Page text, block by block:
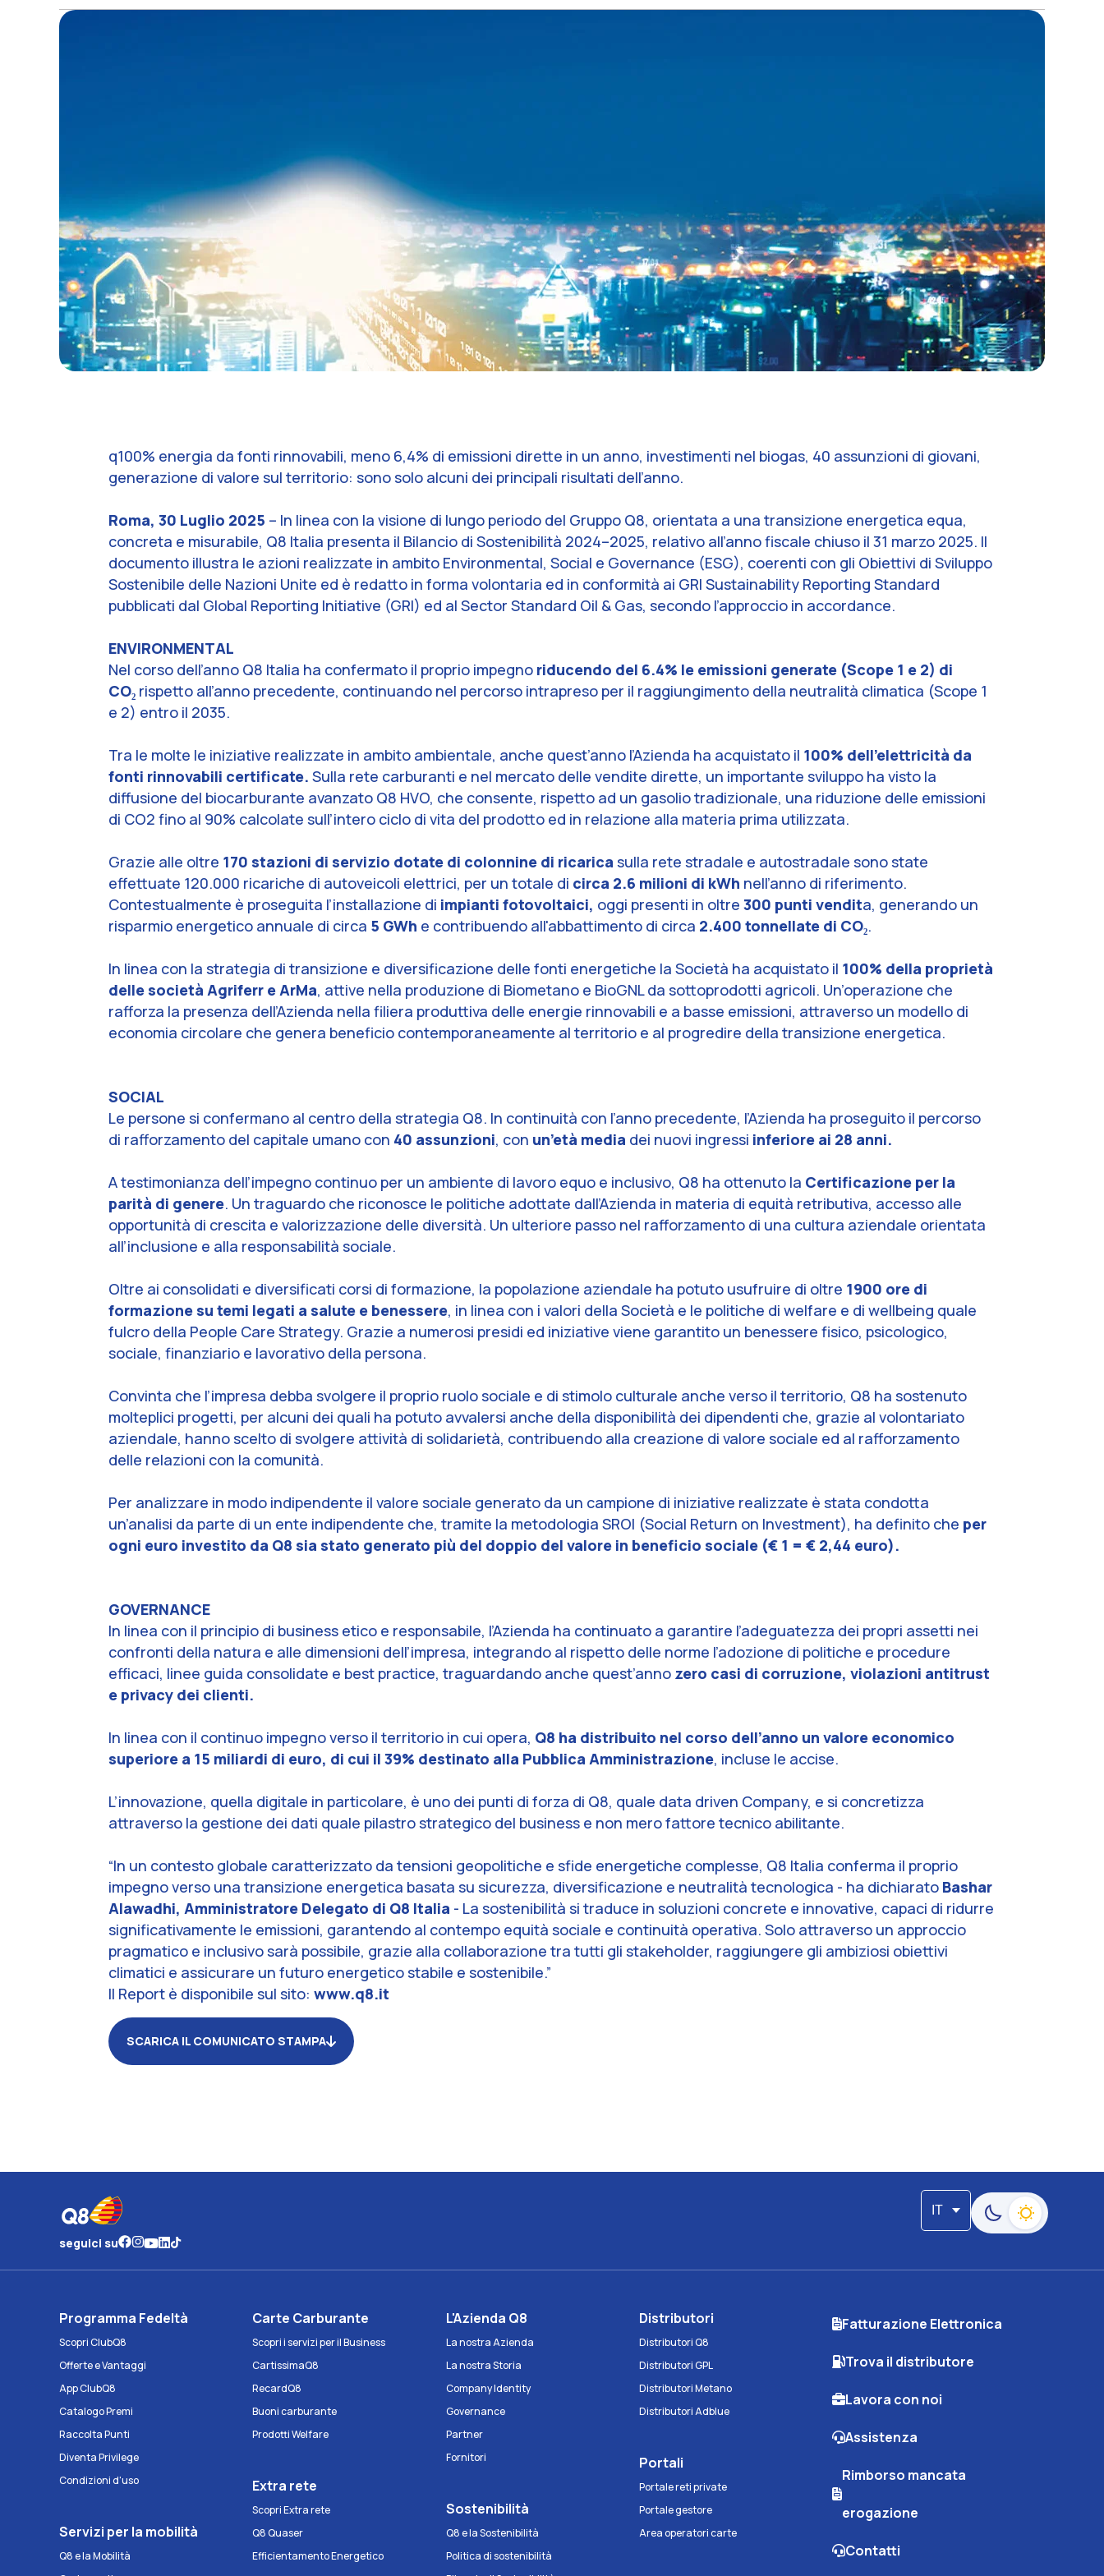
q100% energia da fonti rinnovabili, meno 6,4% di emissioni dirette in un anno, investimenti nel biogas, 40 assunzioni di giovani,
generazione di valore sul territorio: sono solo alcuni dei principali risultati dell’anno.
Roma, 30 Luglio 2025 – In linea con la visione di lungo periodo del Gruppo Q8, orientata a una transizione energetica equa,
concreta e misurabile, Q8 Italia presenta il Bilancio di Sostenibilità 2024–2025, relativo all’anno fiscale chiuso il 31 marzo 2025. Il
documento illustra le azioni realizzate in ambito Environmental, Social e Governance (ESG), coerenti con gli Obiettivi di Sviluppo
Sostenibile delle Nazioni Unite ed è redatto in forma volontaria ed in conformità ai GRI Sustainability Reporting Standard
pubblicati dal Global Reporting Initiative (GRI) ed al Sector Standard Oil & Gas, secondo l’approccio in accordance.
ENVIRONMENTAL
Nel corso dell’anno Q8 Italia ha confermato il proprio impegno riducendo del 6.4% le emissioni generate (Scope 1 e 2) di
CO₂ rispetto all’anno precedente, continuando nel percorso intrapreso per il raggiungimento della neutralità climatica (Scope 1
e 2) entro il 2035.
Tra le molte le iniziative realizzate in ambito ambientale, anche quest’anno l’Azienda ha acquistato il 100% dell’elettricità da
fonti rinnovabili certificate. Sulla rete carburanti e nel mercato delle vendite dirette, un importante sviluppo ha visto la
diffusione del biocarburante avanzato Q8 HVO, che consente, rispetto ad un gasolio tradizionale, una riduzione delle emissioni
di CO2 fino al 90% calcolate sull’intero ciclo di vita del prodotto ed in relazione alla materia prima utilizzata.
Grazie alle oltre 170 stazioni di servizio dotate di colonnine di ricarica sulla rete stradale e autostradale sono state
effettuate 120.000 ricariche di autoveicoli elettrici, per un totale di circa 2.6 milioni di kWh nell’anno di riferimento.
Contestualmente è proseguita l’installazione di impianti fotovoltaici, oggi presenti in oltre 300 punti vendita, generando un
risparmio energetico annuale di circa 5 GWh e contribuendo all'abbattimento di circa 2.400 tonnellate di CO₂.
In linea con la strategia di transizione e diversificazione delle fonti energetiche la Società ha acquistato il 100% della proprietà
delle società Agriferr e ArMa, attive nella produzione di Biometano e BioGNL da sottoprodotti agricoli. Un’operazione che
rafforza la presenza dell’Azienda nella filiera produttiva delle energie rinnovabili e a basse emissioni, attraverso un modello di
economia circolare che genera beneficio contemporaneamente al territorio e al progredire della transizione energetica.
SOCIAL
Le persone si confermano al centro della strategia Q8. In continuità con l’anno precedente, l’Azienda ha proseguito il percorso
di rafforzamento del capitale umano con 40 assunzioni, con un’età media dei nuovi ingressi inferiore ai 28 anni.
A testimonianza dell’impegno continuo per un ambiente di lavoro equo e inclusivo, Q8 ha ottenuto la Certificazione per la
parità di genere. Un traguardo che riconosce le politiche adottate dall’Azienda in materia di equità retributiva, accesso alle
opportunità di crescita e valorizzazione delle diversità. Un ulteriore passo nel rafforzamento di una cultura aziendale orientata
all’inclusione e alla responsabilità sociale.
Oltre ai consolidati e diversificati corsi di formazione, la popolazione aziendale ha potuto usufruire di oltre 1900 ore di
formazione su temi legati a salute e benessere, in linea con i valori della Società e le politiche di welfare e di wellbeing quale
fulcro della People Care Strategy. Grazie a numerosi presidi ed iniziative viene garantito un benessere fisico, psicologico,
sociale, finanziario e lavorativo della persona.
Convinta che l’impresa debba svolgere il proprio ruolo sociale e di stimolo culturale anche verso il territorio, Q8 ha sostenuto
molteplici progetti, per alcuni dei quali ha potuto avvalersi anche della disponibilità dei dipendenti che, grazie al volontariato
aziendale, hanno scelto di svolgere attività di solidarietà, contribuendo alla creazione di valore sociale ed al rafforzamento
delle relazioni con la comunità.
Per analizzare in modo indipendente il valore sociale generato da un campione di iniziative realizzate è stata condotta
un’analisi da parte di un ente indipendente che, tramite la metodologia SROI (Social Return on Investment), ha definito che per
ogni euro investito da Q8 sia stato generato più del doppio del valore in beneficio sociale (€ 1 = € 2,44 euro).
GOVERNANCE
In linea con il principio di business etico e responsabile, l’Azienda ha continuato a garantire l’adeguatezza dei propri assetti nei
confronti della natura e alle dimensioni dell’impresa, integrando al rispetto delle norme l’adozione di politiche e procedure
efficaci, linee guida consolidate e best practice, traguardando anche quest’anno zero casi di corruzione, violazioni antitrust
e privacy dei clienti.
In linea con il continuo impegno verso il territorio in cui opera, Q8 ha distribuito nel corso dell’anno un valore economico
superiore a 15 miliardi di euro, di cui il 39% destinato alla Pubblica Amministrazione, incluse le accise.
L’innovazione, quella digitale in particolare, è uno dei punti di forza di Q8, quale data driven Company, e si concretizza
attraverso la gestione dei dati quale pilastro strategico del business e non mero fattore tecnico abilitante.
“In un contesto globale caratterizzato da tensioni geopolitiche e sfide energetiche complesse, Q8 Italia conferma il proprio
impegno verso una transizione energetica basata su sicurezza, diversificazione e neutralità tecnologica - ha dichiarato Bashar
Alawadhi, Amministratore Delegato di Q8 Italia - La sostenibilità si traduce in soluzioni concrete e innovative, capaci di ridurre
significativamente le emissioni, garantendo al contempo equità sociale e continuità operativa. Solo attraverso un approccio
pragmatico e inclusivo sarà possibile, grazie alla collaborazione tra tutti gli stakeholder, raggiungere gli ambiziosi obiettivi
climatici e assicurare un futuro energetico stabile e sostenibile.”
Il Report è disponibile sul sito: www.q8.it
SCARICA IL COMUNICATO STAMPA
IT
Passa alla modalità
seguici su
Programma Fedeltà
Scopri ClubQ8
Offerte e Vantaggi
App ClubQ8
Catalogo Premi
Raccolta Punti
Diventa Privilege
Condizioni d'uso
Servizi per la mobilità
Q8 e la Mobilità
Carte Carburante
Scopri i servizi per il Business
CartissimaQ8
RecardQ8
Buoni carburante
Prodotti Welfare
Extra rete
Scopri Extra rete
Q8 Quaser
Efficientamento Energetico
L'Azienda Q8
La nostra Azienda
La nostra Storia
Company Identity
Governance
Partner
Fornitori
Sostenibilità
Q8 e la Sostenibilità
Politica di sostenibilità
Distributori
Distributori Q8
Distributori GPL
Distributori Metano
Distributori Adblue
Portali
Portale reti private
Portale gestore
Area operatori carte
Fatturazione Elettronica
Trova il distributore
Lavora con noi
Assistenza
Rimborso mancata
erogazione
Contatti